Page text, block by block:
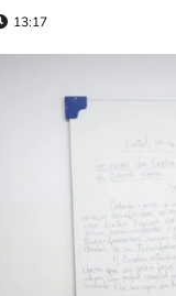
13:17